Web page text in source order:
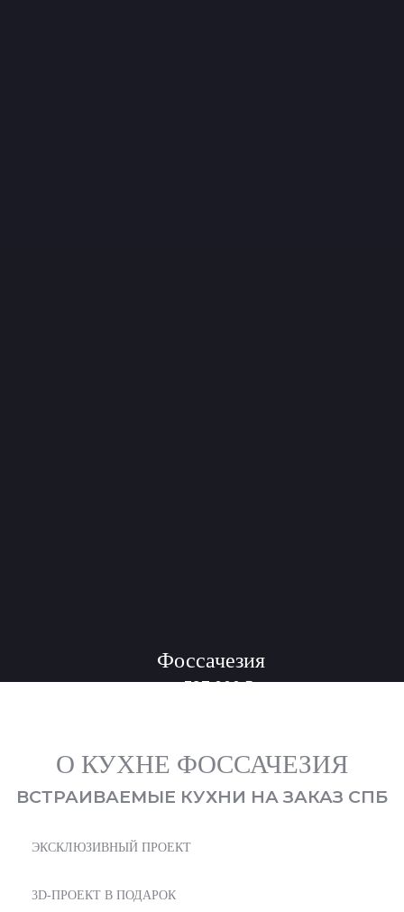
Фоссачезия
от397 000 ₽
О КУХНЕ ФОССАЧЕЗИЯ
ВСТРАИВАЕМЫЕ КУХНИ НА ЗАКАЗ СПБ
ЭКСКЛЮЗИВНЫЙ ПРОЕКТ
3D-ПРОЕКТ В ПОДАРОК